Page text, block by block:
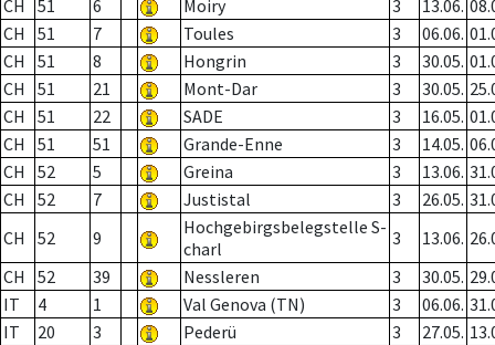
CH 51 6 Moiry 3 13.06.
CH
51 7 Toules 3 06.06.
CH
51 8 Hongrin 3 30.05.
CH
51 21 Mont-Dar 3 30.05.
CH
51 22 SADE 3 16.05.
CH
51 51 Grande-Enne 3 14.05.
CH
52 5 Greina 3 13.06.
CH
52 7 Justistal 3 26.05.
CH
52 9
Hochgebirgsbelegstelle S-
charl
3 13.06.
CH
52 39 Nessleren 3 30.05.
IT
4 1 Val Genova (TN) 3 06.06.
IT
20 3 Pederü 3 27.05.